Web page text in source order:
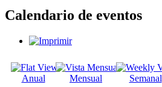
Calendario de eventos
Anual Mensual Semanal